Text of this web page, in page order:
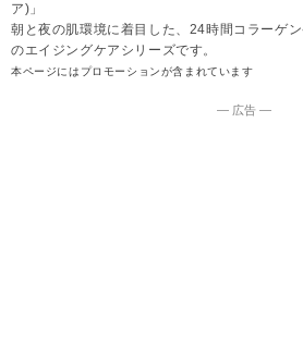
ア)」
朝と夜の肌環境に着目した、24時間コラーゲ
のエイジングケアシリーズです。
本ページにはプロモーションが含まれています
― 広告 ―